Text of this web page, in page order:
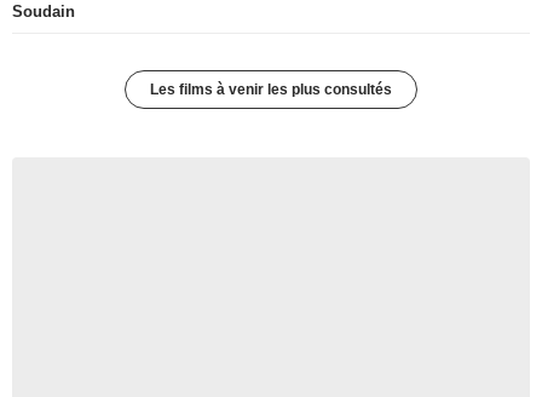
Soudain
Les films à venir les plus consultés